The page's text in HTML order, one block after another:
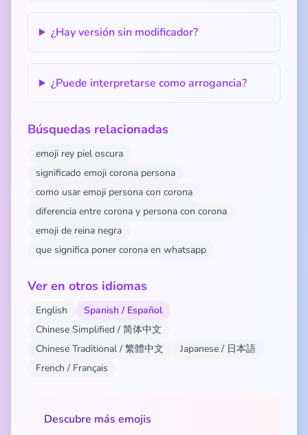
¿Hay versión sin modificador?
¿Puede interpretarse como arrogancia?
Búsquedas relacionadas
emoji rey piel oscura
significado emoji corona persona
como usar emoji persona con corona
diferencia entre corona y persona con corona
emoji de reina negra
que significa poner corona en whatsapp
Ver en otros idiomas
English
Spanish / Español
Chinese Simplified / 简体中文
Chinese Traditional / 繁體中文
Japanese / 日本語
French / Français
Descubre más emojis